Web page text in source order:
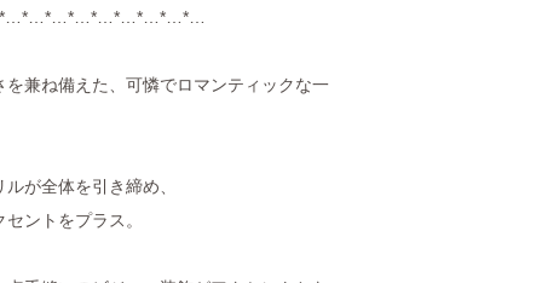
を兼ね備えた、可憐でロマンティックな一
が全体を引き締め、
ントをプラス。